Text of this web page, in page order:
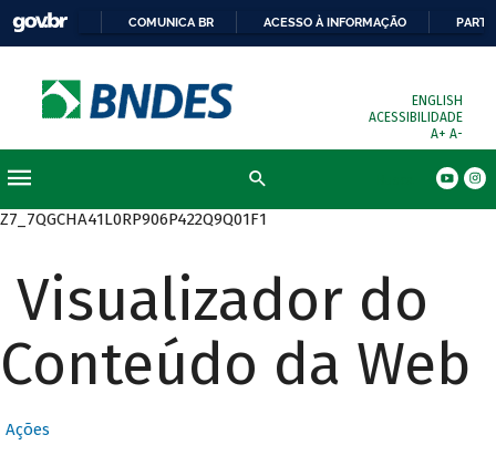
COMUNICA BR ACESSO À INFORMAÇÃO
ENGLISH
ACESSIBILIDADE
A+ A-
Z7_7QGCHA41L0RP906P422Q9Q01F1
Visualizador do
Conteúdo da Web
Ações